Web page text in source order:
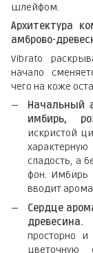
шлейфом.
Архитектура
амброво-
Vibrato
начало
чего на коже
Начальный
имбирь,
искристой
сладость, а
фон. Имбирь
вводит
Сердце
древесина.
просторно
цветочную